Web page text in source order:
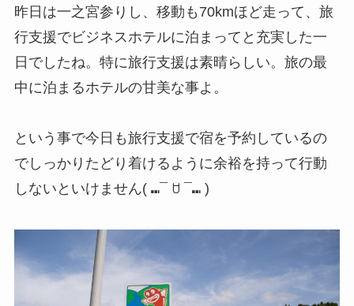
昨日は一之宮参りし、移動も70kmほど走って、旅
行支援でビジネスホテルに泊まってと充実した一
日でしたね。特に旅行支援は素晴らしい。旅の最
中に泊まるホテルの甘美な事よ。
という事で今日も旅行支援で宿を予約しているの
でしっかりたどり着けるように余裕を持って行動
しないといけません( ⑉¯ ꇴ ¯⑉ )